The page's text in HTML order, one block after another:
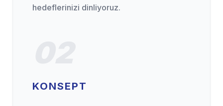
hedeflerinizi dinliyoruz.
KONSEPT